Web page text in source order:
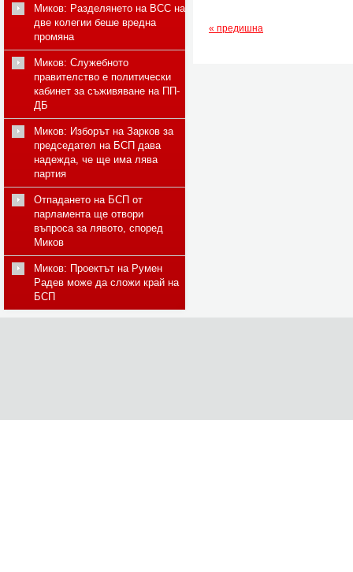
« предишна
Миков: Разделянето на ВСС на
две колегии беше вредна
промяна
Миков: Служебното
правителство е политически
кабинет за съживяване на ПП-
ДБ
Миков: Изборът на Зарков за
председател на БСП дава
надежда, че ще има лява
партия
Отпадането на БСП от
парламента ще отвори
въпроса за лявото, според
Миков
Миков: Проектът на Румен
Радев може да сложи край на
БСП